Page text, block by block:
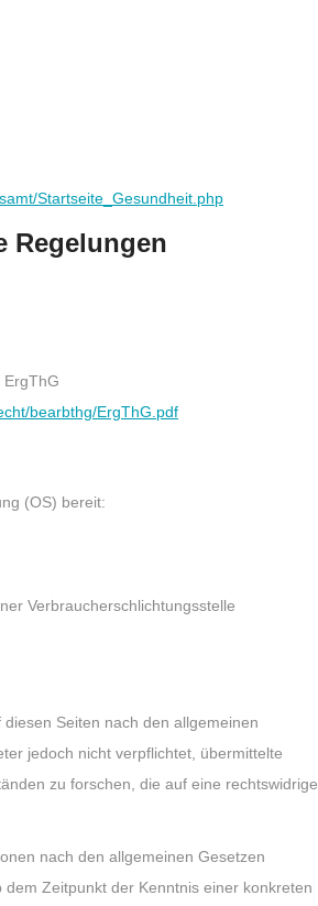
Startseite_Gesundheit.php
Regelungen
bearbthg/ErgThG.pdf
(OS) bereit:
Verbraucherschlichtungsstelle
Seiten nach den allgemeinen
jedoch nicht verpflichtet, übermittelte
zu forschen, die auf eine rechtswidrige
nach den allgemeinen Gesetzen
Zeitpunkt der Kenntnis einer konkreten